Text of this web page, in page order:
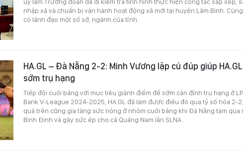
nhập xã và chuẩn bị vận hành hoạt động xã mới tại huyện Lâm Bình.
có lãnh đạo một số sở, ngành của tỉnh.
HA.GL – Đà Nẵng 2-2: Minh Vương lập cú đúp giúp HA.GL
sớm trụ hạng
Tiếp đội cuối bảng với mục tiêu giành điểm để sớm cán đính trụ hạng ở LP
Bank V-League 2024-2025, HA.GL đã làm được điều đó qua tỷ số hòa 2-
quả trên cũng gia tăng sức nóng ở nhóm cuối bảng khi Đà Nẵng tạm qua
Bình Định và gây sức ép cho cả Quảng Nam lẫn SLNA.